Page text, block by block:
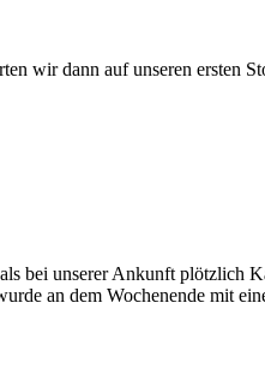
wir dann auf unseren ersten
bei unserer Ankunft plötzlich
an dem Wochenende mit